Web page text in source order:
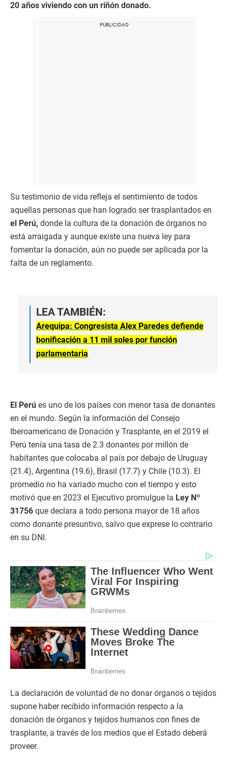
20 años viviendo con un riñón donado.
Su testimonio de vida refleja el sentimiento de todos
aquellas personas que han logrado ser trasplantados en
el Perú, donde la cultura de la donación de órganos no
está arraigada y aunque existe una nueva ley para
fomentar la donación, aún no puede ser aplicada por la
falta de un reglamento.
LEA TAMBIÉN:
Arequipa: Congresista Alex Paredes defiende
bonificación a 11 mil soles por función
parlamentaria
El Perú es uno de los países con menor tasa de donantes
en el mundo. Según la información del Consejo
Iberoamericano de Donación y Trasplante, en el 2019 el
Perú tenía una tasa de 2.3 donantes por millón de
habitantes que colocaba al país por debajo de Uruguay
(21.4), Argentina (19.6), Brasil (17.7) y Chile (10.3). El
promedio no ha variado mucho con el tiempo y esto
motivó que en 2023 el Ejecutivo promulgue la Ley Nº
31756 que declara a todo persona mayor de 18 años
como donante presuntivo, salvo que exprese lo contrario
en su DNI.
La declaración de voluntad de no donar órganos o tejidos
supone haber recibido información respecto a la
donación de órganos y tejidos humanos con fines de
trasplante, a través de los medios que el Estado deberá
proveer.